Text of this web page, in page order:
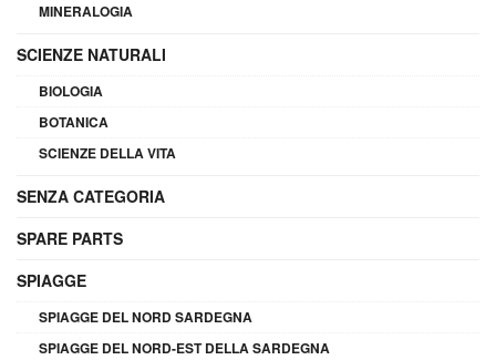
MINERALOGIA
SCIENZE NATURALI
BIOLOGIA
BOTANICA
SCIENZE DELLA VITA
SENZA CATEGORIA
SPARE PARTS
SPIAGGE
SPIAGGE DEL NORD SARDEGNA
SPIAGGE DEL NORD-EST DELLA SARDEGNA